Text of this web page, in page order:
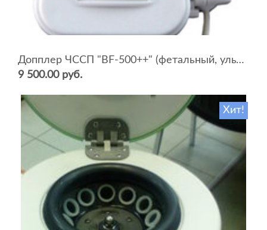
Допплер ЧССП "BF-500++" (фетальный, ультразвуковой)
9 500.00 руб.
Хит!